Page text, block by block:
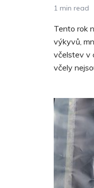
1 min read
Tento rok
výkyvů,
včelstev v
včely